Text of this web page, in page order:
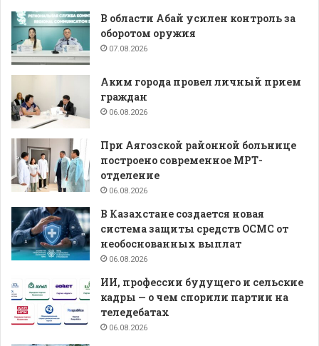
В области Абай усилен контроль за
оборотом оружия
07.08.2026
Аким города провел личный прием
граждан
06.08.2026
При Аягозской районной больнице
построено современное МРТ-
отделение
06.08.2026
В Казахстане создается новая
система защиты средств ОСМС от
необоснованных выплат
06.08.2026
ИИ, профессии будущего и сельские
кадры — о чем спорили партии на
теледебатах
06.08.2026